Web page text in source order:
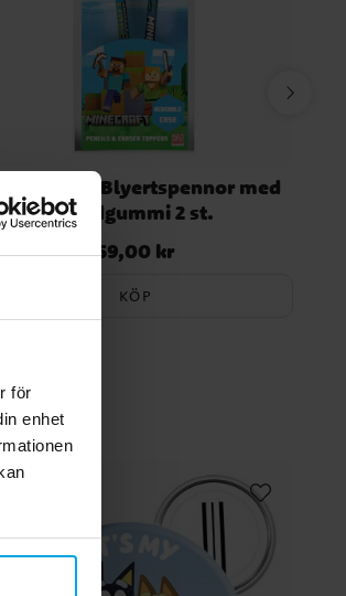
för
enhet
Minecraft - Blyertspennor med
Suddgummi 2 st.
Pris:59,00 kr
59,00 kr
KÖP